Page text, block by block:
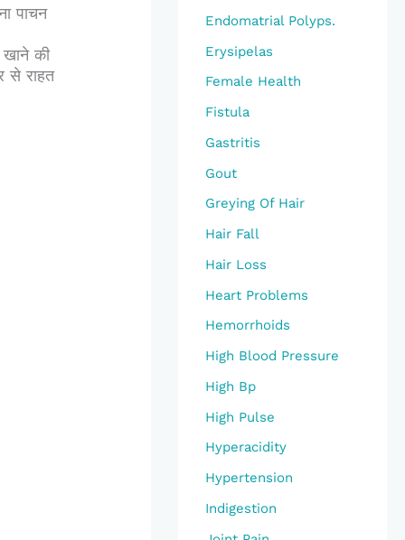
पाचन
की
से राहत
Endomatrial Polyps.
Erysipelas
Female Health
Fistula
Gastritis
Gout
Greying Of Hair
Hair Fall
Hair Loss
Heart Problems
Hemorrhoids
High Blood Pressure
High Bp
High Pulse
Hyperacidity
Hypertension
Indigestion